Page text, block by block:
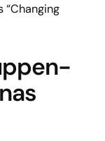
“Changing